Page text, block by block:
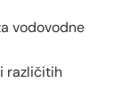
vodovodne
različitih